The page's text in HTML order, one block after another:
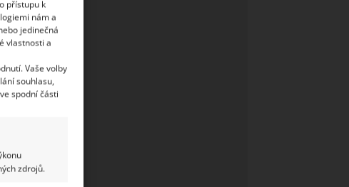
přístupu k
nám a
jedinečná
vlastnosti a
Vaše volby
souhlasu,
spodní části
zdrojů.